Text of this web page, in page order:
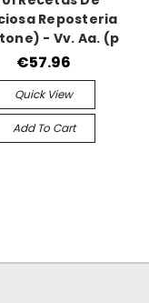
Reposteria
- Vv. Aa. (p
€57.96
Quick View
Add To Cart